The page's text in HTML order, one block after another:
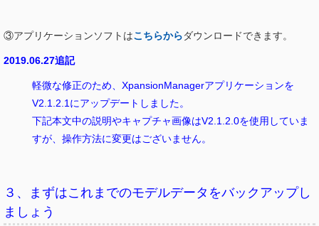
③アプリケーションソフトはこちらからダウンロードできます。
2019.06.27追記
軽微な修正のため、XpansionManagerアプリケーションを
V2.1.2.1にアップデートしました。
下記本文中の説明やキャプチャ画像はV2.1.2.0を使用していま
すが、操作方法に変更はございません。
３、まずはこれまでのモデルデータをバックアップし
ましょう